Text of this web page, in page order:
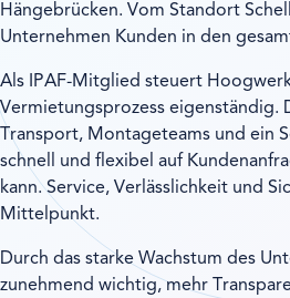
Hängebrücken. Vom Standort
Unternehmen Kunden in den
Als IPAF-Mitglied steuert
Vermietungsprozess eigenständig.
Transport, Montageteams und ein
schnell und flexibel auf
kann. Service, Verlässlichkeit und
Mittelpunkt.
Durch das starke Wachstum des
zunehmend wichtig, mehr